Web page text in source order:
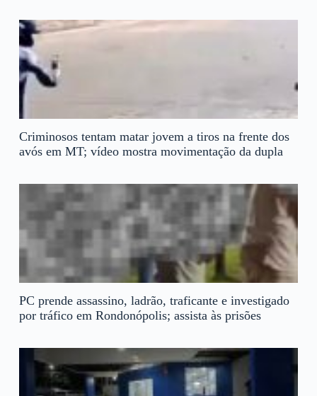
Criminosos tentam matar jovem a tiros na frente dos
avós em MT; vídeo mostra movimentação da dupla
PC prende assassino, ladrão, traficante e investigado
por tráfico em Rondonópolis; assista às prisões